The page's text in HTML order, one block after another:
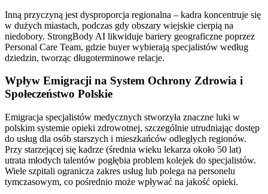
Inną przyczyną jest dysproporcja regionalna – kadra koncentruje się
w dużych miastach, podczas gdy obszary wiejskie cierpią na
niedobory. StrongBody AI likwiduje bariery geograficzne poprzez
Personal Care Team, gdzie buyer wybierają specjalistów według
dziedzin, tworząc długoterminowe relacje.
Wpływ Emigracji na System Ochrony Zdrowia i
Społeczeństwo Polskie
Emigracja specjalistów medycznych stworzyła znaczne luki w
polskim systemie opieki zdrowotnej, szczególnie utrudniając dostęp
do usług dla osób starszych i mieszkańców odległych regionów.
Przy starzejącej się kadrze (średnia wieku lekarza około 50 lat)
utrata młodych talentów pogłębia problem kolejek do specjalistów.
Wiele szpitali ogranicza zakres usług lub polega na personelu
tymczasowym, co pośrednio może wpływać na jakość opieki.